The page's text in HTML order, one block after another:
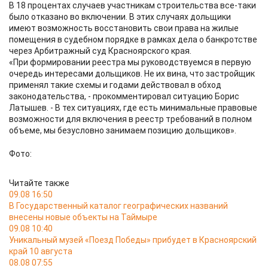
В 18 процентах случаев участникам строительства все-таки
было отказано во включении. В этих случаях дольщики
имеют возможность восстановить свои права на жилые
помещения в судебном порядке в рамках дела о банкротстве
через Арбитражный суд Красноярского края.
«При формировании реестра мы руководствуемся в первую
очередь интересами дольщиков. Не их вина, что застройщик
применял такие схемы и годами действовал в обход
законодательства, - прокомментировал ситуацию Борис
Латышев. - В тех ситуациях, где есть минимальные правовые
возможности для включения в реестр требований в полном
объеме, мы безусловно занимаем позицию дольщиков».
Фото:
Читайте также
09.08 16:50
В Государственный каталог географических названий
внесены новые объекты на Таймыре
09.08 10:40
Уникальный музей «Поезд Победы» прибудет в Красноярский
край 10 августа
08.08 07:55